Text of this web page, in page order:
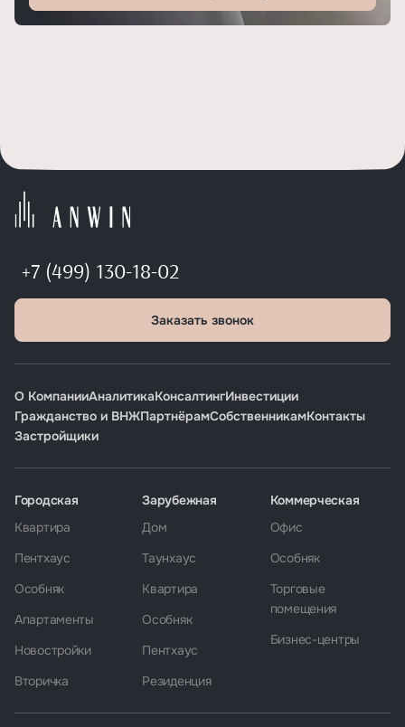
+7 (499) 130-18-02
Заказать звонок
О КомпанииАналитикаКонсалтингИнвестиции
Гражданство и ВНЖПартнёрамСобственникамКонтакты
Застройщики
Городская
Квартира
Пентхаус
Особняк
Апартаменты
Новостройки
Вторичка
Зарубежная
Дом
Таунхаус
Квартира
Особняк
Пентхаус
Резиденция
Коммерческая
Офис
Особняк
Торговые
помещения
Бизнес-центры